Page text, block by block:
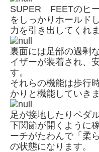
SUPER FEETのヒ
をしっかりホールド
力を引き出してくれま
裏面には足部の過剰
イザーが装着され、
す。
それらの機能は歩行
かりと機能していきま
足が接地したりペダ
下関節が開くように
ーチがたわんで「柔
の状態になります。